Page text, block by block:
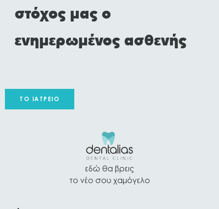
στόχος μας ο
ενημερωμένος ασθενής
ΤΟ ΙΑΤΡΕΊΟ
εδώ θα βρεις
το νέο σου χαμόγελο